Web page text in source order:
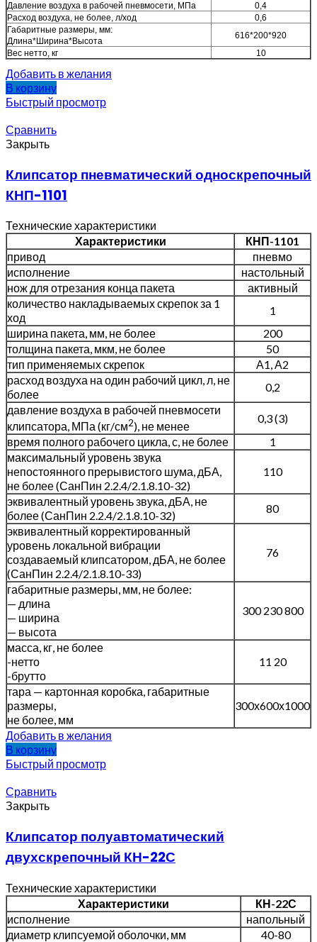
Давление воздуха в рабочей пневмосети, МПа
0,4
Расход воздуха, не более, л/ход
0,6
Габаритные размеры, мм:
Длина*Ширина*Высота
616*200*920
Вес нетто, кг
10
Добавить в желания
В корзину
Быстрый просмотр
Сравнить
Закрыть
Клипсатор пневматический односкрепочный
КНП-1101
Технические характеристики
Характеристики
КНП-1101
привод
пневмо
исполнение
настольный
нож для отрезания конца пакета
активный
количество накладываемых скрепок за 1
ход
1
ширина пакета, мм, не более
200
толщина пакета, мкм, не более
50
тип применяемых скрепок
А1, А2
расход воздуха на один рабочий цикл, л, не
более
0,2
давление воздуха в рабочей пневмосети
клипсатора, МПа (кг/см2), не менее
0,3 (3)
время полного рабочего цикла, с, не более
1
максимальный уровень звука
непостоянного прерывистого шума, дБА,
не более (СанПин 2.2.4/2.1.8.10-32)
110
эквивалентный уровень звука, дБА, не
более (СанПин 2.2.4/2.1.8.10-32)
80
эквивалентный корректированный
уровень локальной вибрации
создаваемый клипсатором, дБА, не более
(СанПин 2.2.4/2.1.8.10-33)
76
габаритные размеры, мм, не более:
— длина
— ширина
— высота
300 230 800
масса, кг, не более
-нетто
-брутто
11 20
тара — картонная коробка, габаритные
размеры,
не более, мм
300х600х1000
Добавить в желания
В корзину
Быстрый просмотр
Сравнить
Закрыть
Клипсатор полуавтоматический
двухскрепочный КН-22С
Технические характеристики
Характеристики
КН-22С
исполнение
напольный
диаметр клипсуемой оболочки, мм
40-80